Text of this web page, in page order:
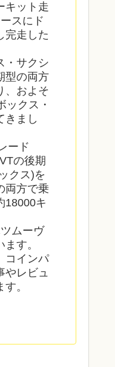
キット走
スにド
完走した
・サクシ
型の両方
、およそ
ックス・
きまし
ード
の後期
クス)を
両方で乗
18000キ
ムーヴ
す。
コインパ
やレビュ
。